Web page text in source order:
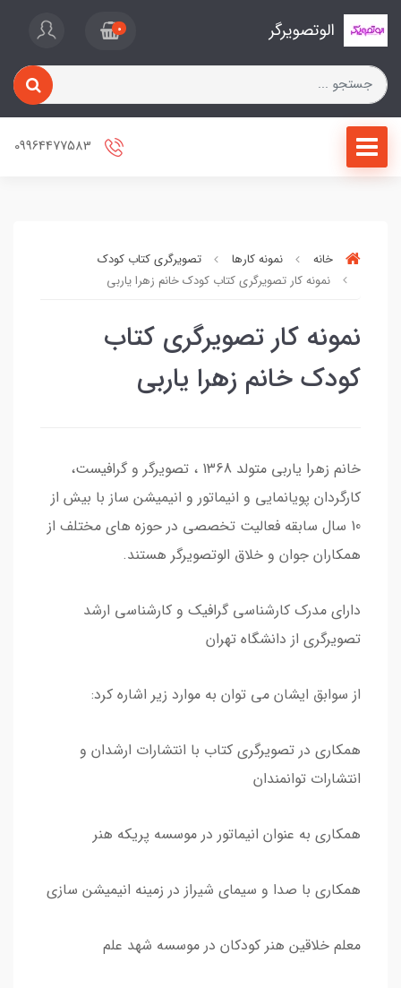
الوتصویرگر 0
خانه نمونه کارها
تصویرگری کتاب کودک
نمونه کار تصویرگری کتاب کودک خانم زهرا یاربی
نمونه کار تصویرگری کتاب
کودک خانم زهرا یاربی
خانم زهرا یاربی متولد 1368 ، تصویرگر و گرافیست،
کارگردان پویانمایی و انیماتور و انیمیشن ساز با بیش از
10 سال سابقه فعالیت تخصصی در حوزه های مختلف از
همکاران جوان و خلاق الوتصویرگر هستند.
دارای مدرک کارشناسی گرافیک و کارشناسی ارشد
تصویرگری از دانشگاه تهران
از سوابق ایشان می توان به موارد زیر اشاره کرد:
همکاری در تصویرگری کتاب با انتشارات ارشدان و
انتشارات توانمندان
همکاری به عنوان انیماتور در موسسه پریکه هنر
همکاری با صدا و سیمای شیراز در زمینه انیمیشن سازی
معلم خلاقین هنر کودکان در موسسه شهد علم